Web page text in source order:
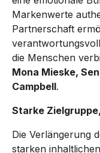
Markenwerte
Partnerschaft
die Menschen
Mona Mieske,
Campbell.
Starke
Die Verlängerung
starken